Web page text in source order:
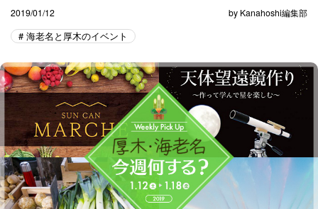
2019/01/12 by Kanahoshi編集部
海老名と厚木のイベント